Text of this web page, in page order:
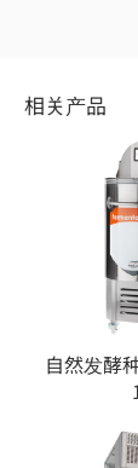
相关产品
自然发酵